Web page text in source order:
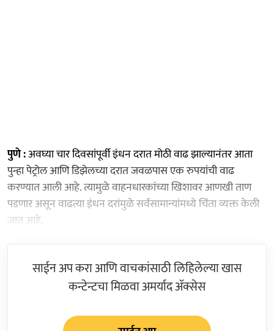
पुणे :अवघ्या चार दिवसांपूर्वी इंधन दरात मोठी वाढ झाल्यानंतर आता
पुन्हा पेट्रोल आणि डिझेलच्या दरात जवळपास एक रुपयांची वाढ
करण्यात आली आहे. त्यामुळे वाहनधारकांच्या खिशावर आणखी ताण
पडणार असून वाढत्या इंधन दरांमुळे सर्वसामान्यांमध्ये चिंता व्यक्त केली
जात आहे.
साईन अप करा आणि वाचकांसाठी लिहिलेल्या खास
कन्टेन्टचा मिळवा अमर्याद ॲक्सेस